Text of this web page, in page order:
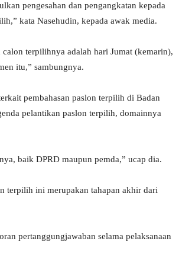
pengesahan dan pengangkatan kepada
kata Nasehudin, kepada awak media.
terpilihnya adalah hari Jumat (kemarin),
itu,” sambungnya.
pembahasan paslon terpilih di Badan
pelantikan paslon terpilih, domainnya
baik DPRD maupun pemda,” ucap dia.
terpilih ini merupakan tahapan akhir dari
pertanggungjawaban selama pelaksanaan